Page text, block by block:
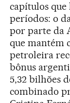
capítulos
períodos: o
por parte da
que mantém
petroleira
bônus
5,32 bilhões
combinado